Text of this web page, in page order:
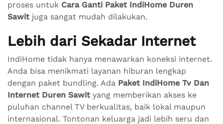
proses untuk Cara Ganti Paket IndiHome Duren
Sawit juga sangat mudah dilakukan.
Lebih dari Sekadar Internet
IndiHome tidak hanya menawarkan koneksi internet.
Anda bisa menikmati layanan hiburan lengkap
dengan paket bundling. Ada Paket IndiHome Tv Dan
Internet Duren Sawit yang memberikan akses ke
puluhan channel TV berkualitas, baik lokal maupun
internasional. Tontonan keluarga jadi lebih seru dan